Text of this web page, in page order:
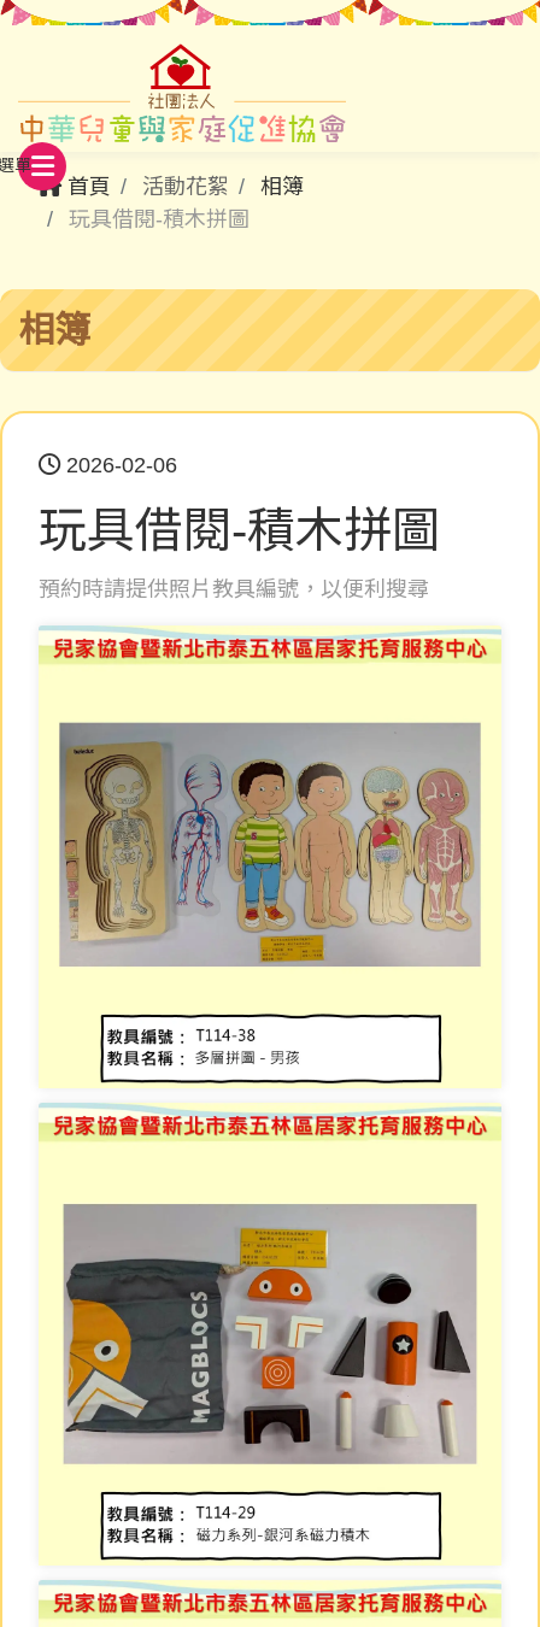
首頁 活動花絮
相簿
玩具借閱-積木拼圖
相簿
2026-02-06
玩具借閱-積木拼圖
預約時請提供照片教具編號，以便利搜尋